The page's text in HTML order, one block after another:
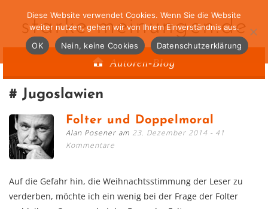
starke-meinungen.de
Autoren-Blog
Jugoslawien
Folter und Doppelmoral
Alan Posener am 23. Dezember 2014
41
Kommentare
Auf die Gefahr hin, die Weihnachtsstimmung der Leser zu
verderben, möchte ich ein wenig bei der Frage der Folter
Diese Website verwendet Cookies. Wenn Sie die Website
weiter nutzen, gehen wir von Ihrem Einverständnis aus.
OK
Nein, keine Cookies Datenschutzerklärung